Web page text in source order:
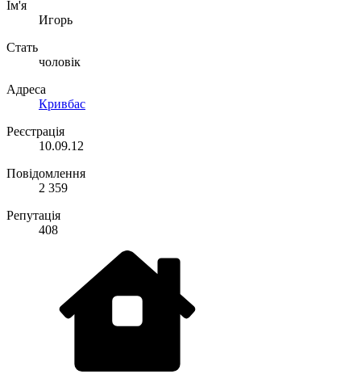
Ім'я
Игорь
Стать
чоловік
Адреса
Кривбас
Реєстрація
10.09.12
Повідомлення
2 359
Репутація
408